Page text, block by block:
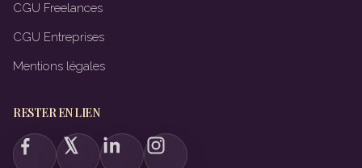
CGU Freelances
CGU Entreprises
Mentions légales
RESTER EN LIEN